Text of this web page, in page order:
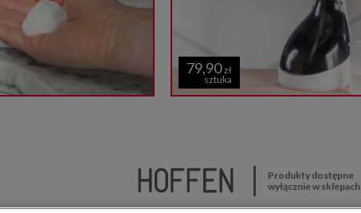
79,90zł
sztuka
Produkty dostępne
wyłącznie w sklepach